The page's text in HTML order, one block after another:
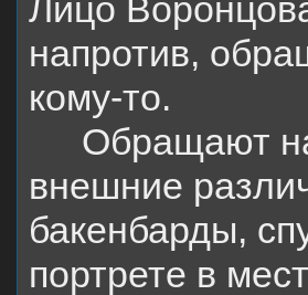
Лицо
напротив,
кому-то.
Обращают
внешние
бакенбарды,
портрете в